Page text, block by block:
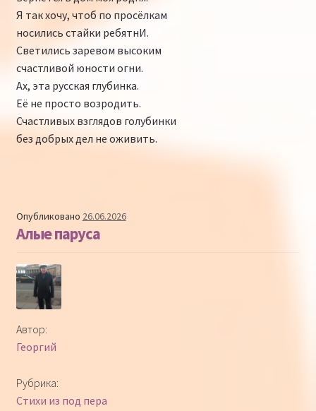
Я так хочу, чтоб по просёлкам
носились стайки ребятнИ.
Светились заревом высоким
счастливой юности огни.
Ах, эта русская глубинка.
Её не просто возродить.
Счастливых взглядов голубинки
без добрых дел не оживить.
Опубликовано 26.06.2026
Алые паруса
Автор:
Георгий
Рубрика:
Стихи из под пера